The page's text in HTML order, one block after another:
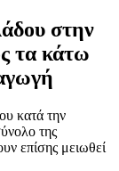
στην
τα κάτω
κατά την
της
επίσης μειωθεί